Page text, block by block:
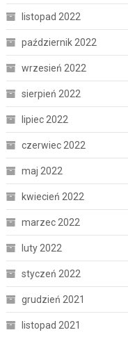
listopad 2022
październik 2022
wrzesień 2022
sierpień 2022
lipiec 2022
czerwiec 2022
maj 2022
kwiecień 2022
marzec 2022
luty 2022
styczeń 2022
grudzień 2021
listopad 2021